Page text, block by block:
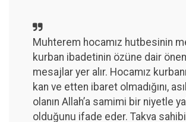
Muhterem hocamız hutbesinin
kurban ibadetinin özüne dair
mesajlar yer alır. Hocamız
kan ve etten ibaret olmadığını,
olanın Allah’a samimi bir niyetle
olduğunu ifade eder. Takva